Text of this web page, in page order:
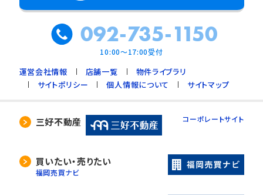
092-735-1150
10:00～17:00受付
運営会社情報 店舗一覧
物件ライブラリ
サイトポリシー
個人情報について サイトマップ
三好不動産 コーポレートサイト
買いたい・売りたい
福岡売買ナビ